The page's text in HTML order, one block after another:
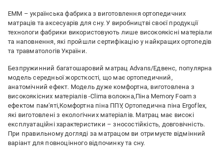
ЕММ – українська фабрика з виготовлення ортопедичних
матраців та аксесуарів для сну. У виробництві своєї продукції
технологи фабрики використовують лише високоякісні матеріали
та наповнення, які пройшли сертифікацію у найкращих ортопедів
та травматологів України.
Безпружинний багатошаровий матрац Advans/Едвенс, популярна
модель середньої жорсткості, що має ортопедичний,
анатомічний ефект. Модель дуже комфортна, виготовлена з
високоякісних матеріалів -Clima волокна,Піна Memory Foam з
ефектом пам'яті,Комфортна піна ППУ, Ортопедична піна Ergoflex,
які виготовлені з екологічних матеріалів. Матрац має високі
експлуатаційні характеристики – зносостійкість, довговічність.
При правильному догляді за матрацом ви отримуєте відмінний
варіант для повноцінного відпочинку та сну.